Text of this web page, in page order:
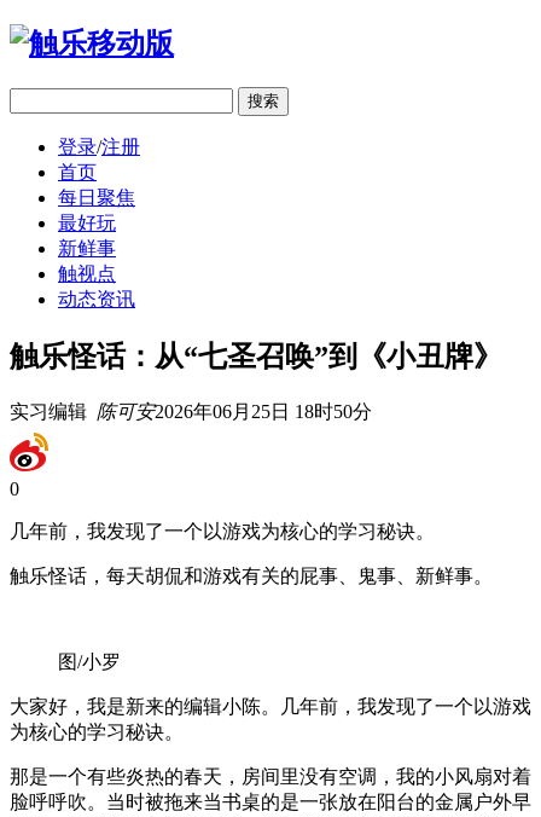
移动版
登录/注册
首页
每日聚焦
最好玩
新鲜事
触视点
动态资讯
触乐怪话：从“七圣召唤”到《小丑牌》
实习编辑 陈可安2026年06月25日 18时50分
0
几年前，我发现了一个以游戏为核心的学习秘诀。
触乐怪话，每天胡侃和游戏有关的屁事、鬼事、新鲜事。
图/小罗
大家好，我是新来的编辑小陈。几年前，我发现了一个以游戏
为核心的学习秘诀。
那是一个有些炎热的春天，房间里没有空调，我的小风扇对着
脸呼呼吹。当时被拖来当书桌的是一张放在阳台的金属户外早